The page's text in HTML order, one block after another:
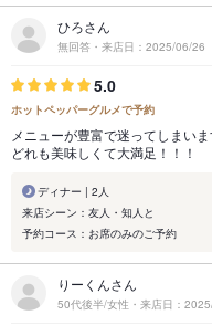
ひろさん
無回答・来店日：2025/06/26
5.0
ホットペッパーグルメで予約
メニューが豊富で迷ってしまい
どれも美味しくて大満足！！！
ディナー | 2人
来店シーン：友人・知人と
予約コース：お席のみのご予約
りーくんさん
50代後半/女性・来店日：